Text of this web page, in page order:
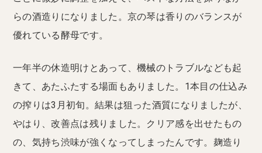
らの酒造りになりました。京の琴は香りのバランスが
優れている酵母です。
一年半の休造明けとあって、機械のトラブルなども起
きて、あたふたする場面もありました。1本目の仕込み
の搾りは3月初旬。結果は狙った酒質になりましたが、
やはり、改善点は残りました。クリア感を出せたもの
の、気持ち渋味が強くなってしまったんです。麹造り